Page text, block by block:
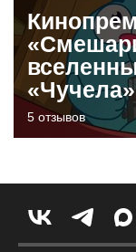
«Чучела»
5 отзывов